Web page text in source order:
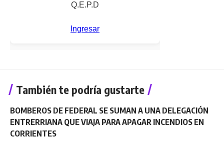
También te podría gustarte
BOMBEROS DE FEDERAL SE SUMAN A UNA DELEGACIÓN
ENTRERRIANA QUE VIAJA PARA APAGAR INCENDIOS EN
CORRIENTES